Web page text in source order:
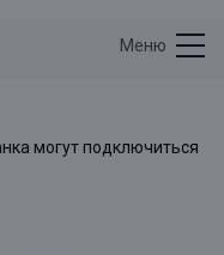
Меню
могут подключиться